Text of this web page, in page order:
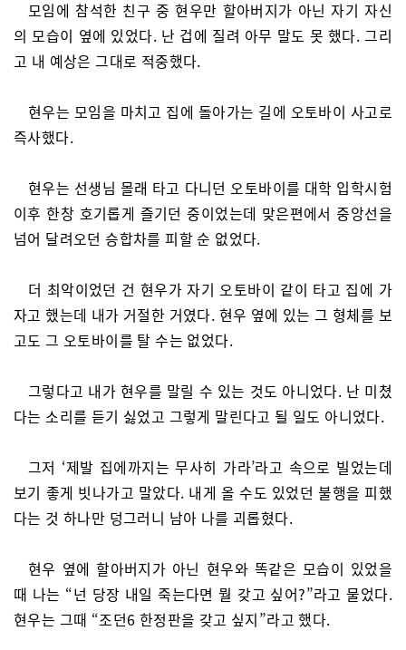
모임에 참석한 친구 중 현우만 할아버지가 아닌 자기 자신
의 모습이 옆에 있었다. 난 겁에 질려 아무 말도 못 했다. 그리
고 내 예상은 그대로 적중했다.
현우는 모임을 마치고 집에 돌아가는 길에 오토바이 사고로
즉사했다.
현우는 선생님 몰래 타고 다니던 오토바이를 대학 입학시험
이후 한창 호기롭게 즐기던 중이었는데 맞은편에서 중앙선을
넘어 달려오던 승합차를 피할 순 없었다.
더 최악이었던 건 현우가 자기 오토바이 같이 타고 집에 가
자고 했는데 내가 거절한 거였다. 현우 옆에 있는 그 형체를 보
고도 그 오토바이를 탈 수는 없었다.
그렇다고 내가 현우를 말릴 수 있는 것도 아니었다. 난 미쳤
다는 소리를 듣기 싫었고 그렇게 말린다고 될 일도 아니었다.
그저 ‘제발 집에까지는 무사히 가라’라고 속으로 빌었는데
보기 좋게 빗나가고 말았다. 내게 올 수도 있었던 불행을 피했
다는 것 하나만 덩그러니 남아 나를 괴롭혔다.
현우 옆에 할아버지가 아닌 현우와 똑같은 모습이 있었을
때 나는 “넌 당장 내일 죽는다면 뭘 갖고 싶어?”라고 물었다.
현우는 그때 “조던6 한정판을 갖고 싶지”라고 했다.